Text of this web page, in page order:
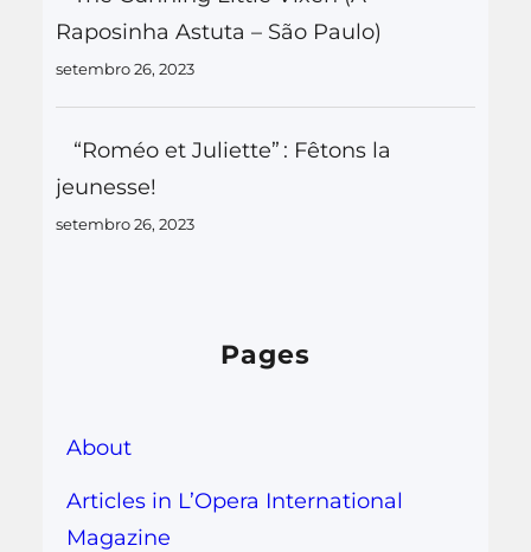
Raposinha Astuta – São Paulo)
setembro 26, 2023
“Roméo et Juliette” : Fêtons la
jeunesse!
setembro 26, 2023
Pages
About
Articles in L’Opera International
Magazine